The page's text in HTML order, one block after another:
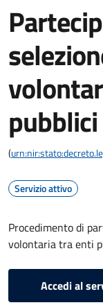
pubblici
(
Servizio attivo
Procedimento di
volontaria tra enti
Accedi al